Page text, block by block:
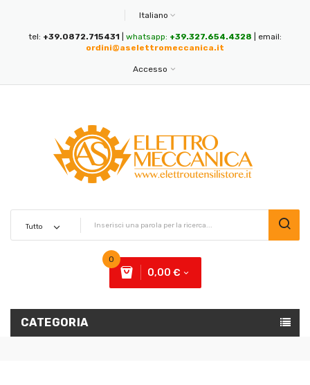
Italiano
tel: +39.0872.715431 whatsapp: +39.327.654.4328 | email:
ordini@aselettromeccanica.it
Accesso
0
0,00 €
CATEGORIA